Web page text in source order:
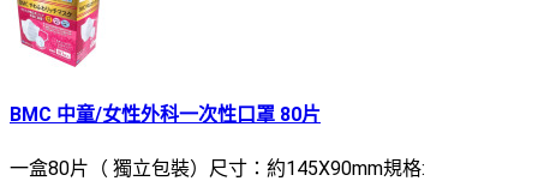
BMC 中童/女性外科一次性口罩 80片
一盒80片（ 獨立包裝）尺寸：約145X90mm規格: